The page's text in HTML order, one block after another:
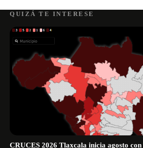
QUIZÁ TE INTERESE
CRUCES 2026 Tlaxcala inicia agosto